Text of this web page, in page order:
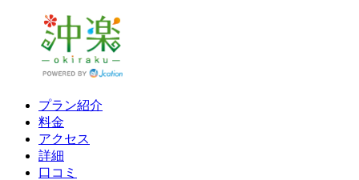
プラン紹介
料金
アクセス
詳細
口コミ